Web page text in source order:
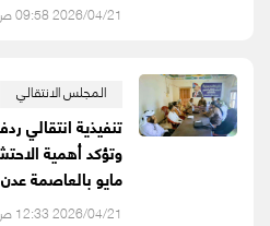
2026/04/21 09:58 ص
المجلس الانتقالي
تنفيذية انتقالي
مايو بالعاصمة عدن
2026/04/21 12:33 ص